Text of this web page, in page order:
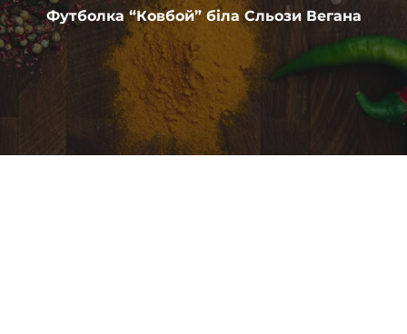
Футболка “Ковбой” біла Сльози Вегана